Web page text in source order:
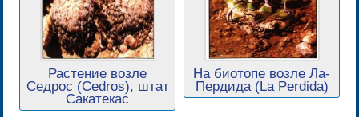
Растение возле
Седрос (Cedros), штат
Сакатекас
На биотопе возле Ла-
Пердида (La Perdida)